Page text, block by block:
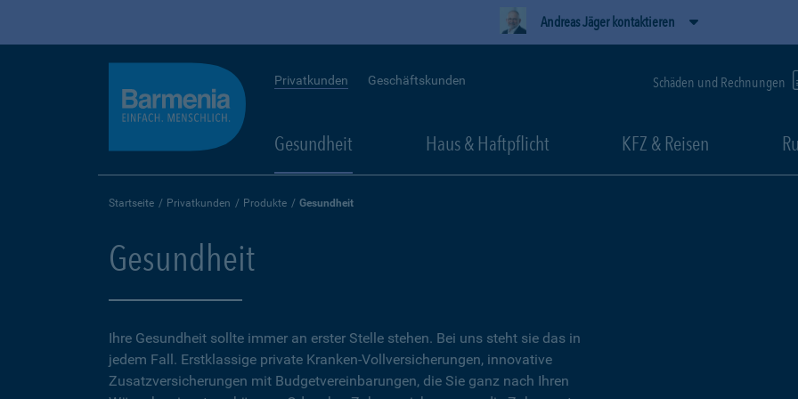
Andreas Jäger kontaktieren
Privatkunden Geschäftskunden Schäden und Rechnungen
Gesundheit Haus & Haftpflicht KFZ & Reisen
Startseite Privatkunden Produkte Gesundheit
Gesundheit
Ihre Gesundheit sollte immer an erster Stelle stehen. Bei uns steht sie das in
jedem Fall. Erstklassige private Kranken-Vollversicherungen, innovative
Zusatzversicherungen mit Budgetvereinbarungen, die Sie ganz nach Ihren